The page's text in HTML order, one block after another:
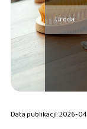
Uroda
Data publikacji: 2026-